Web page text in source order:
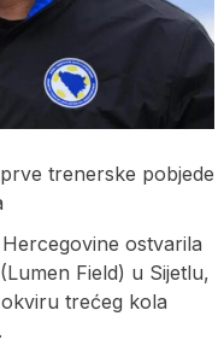
trenerske pobjede
ostvarila
Field) u Sijetlu,
trećeg kola